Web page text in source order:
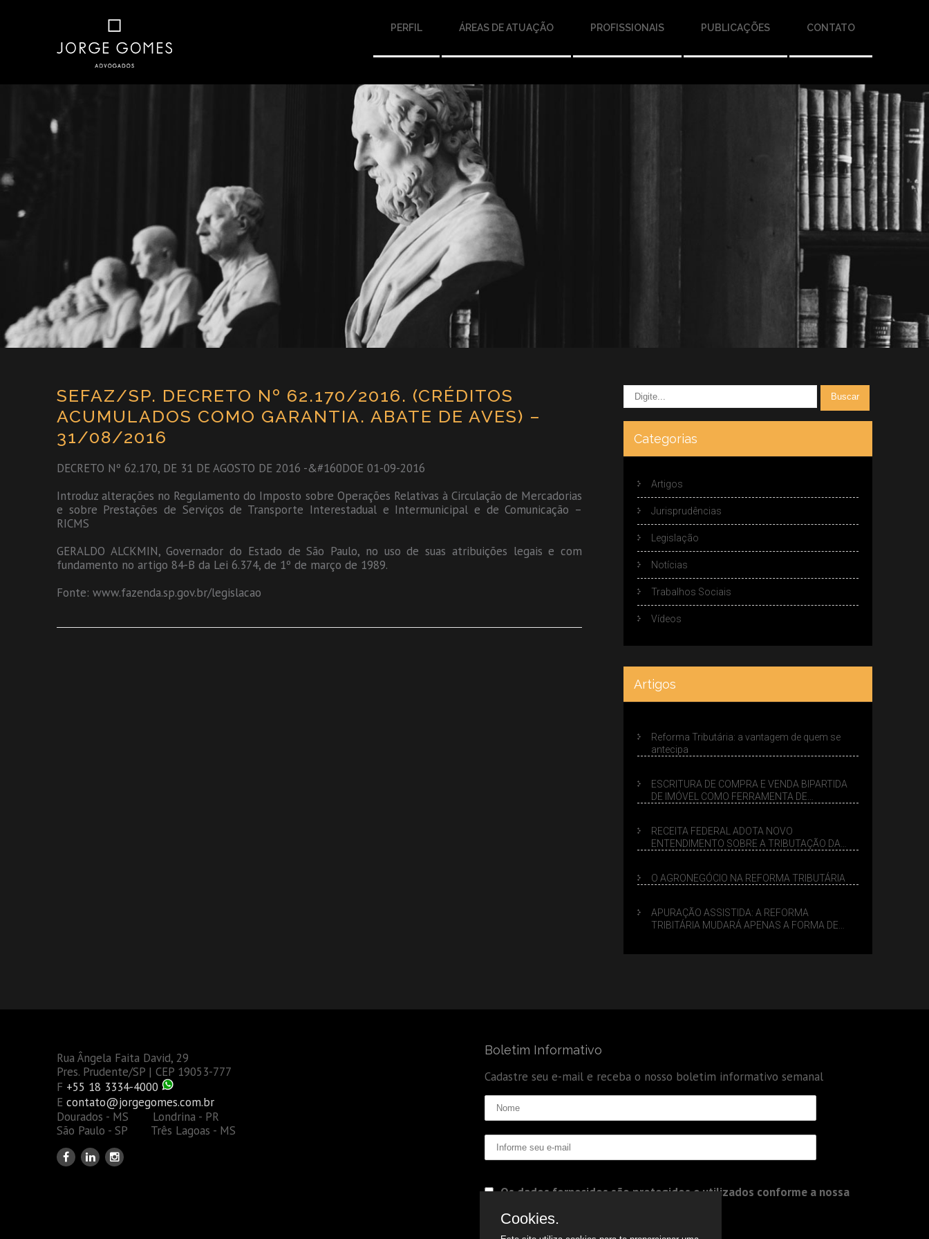
PERFIL ÁREAS DE ATUAÇÃO PROFISSIONAIS PUBLICAÇÕES CONTATO
SEFAZ/SP. DECRETO Nº 62.170/2016. (CRÉDITOS
ACUMULADOS COMO GARANTIA. ABATE DE AVES) –
31/08/2016
DECRETO Nº 62.170, DE 31 DE AGOSTO DE 2016 -&#160DOE 01-09-2016
Introduz alterações no Regulamento do Imposto sobre Operações Relativas à Circulação de Mercadorias
e sobre Prestações de Serviços de Transporte Interestadual e Intermunicipal e de Comunicação –
RICMS
GERALDO ALCKMIN, Governador do Estado de São Paulo, no uso de suas atribuições legais e com
fundamento no artigo 84-B da Lei 6.374, de 1º de março de 1989.
Fonte: www.fazenda.sp.gov.br/legislacao
Categorias
Artigos
Jurisprudências
Legislação
Notícias
Trabalhos Sociais
Vídeos
Artigos
Reforma Tributária: a vantagem de quem se
antecipa
ESCRITURA DE COMPRA E VENDA BIPARTIDA
DE IMÓVEL COMO FERRAMENTA DE
RECEITA FEDERAL ADOTA NOVO
ENTENDIMENTO SOBRE A TRIBUTAÇÃO DA
O AGRONEGÓCIO NA REFORMA TRIBUTÁRIA
APURAÇÃO ASSISTIDA: A REFORMA
TRIBITÁRIA MUDARÁ APENAS A FORMA DE
Rua Ângela Faita David, 29
Pres. Prudente/SP | CEP 19053-777
F +55 18 3334-4000
E contato@jorgegomes.com.br
Dourados - MS Londrina - PR
São Paulo - SP Três Lagoas - MS
Boletim Informativo
Cadastre seu e-mail e receba o nosso boletim informativo semanal
Os dados fornecidos são protegidos e utilizados conforme a nossa
Cookies.